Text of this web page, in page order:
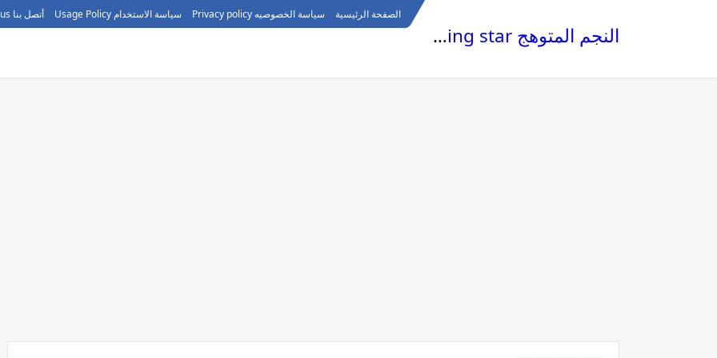
الصفحة الرئيسية سياسة الخصوصيه Privacy policy سياسة الاستخدام Usage Policy أتصل بنا call us
النجم المتوهج The glowing star